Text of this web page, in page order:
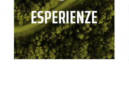
ESPERIENZE